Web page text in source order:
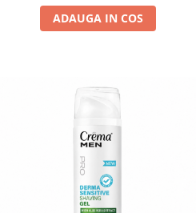
ADAUGA IN COS